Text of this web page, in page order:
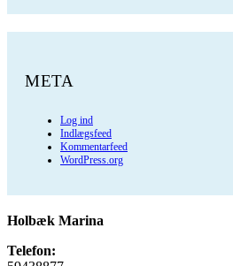
META
Log ind
Indlægsfeed
Kommentarfeed
WordPress.org
Holbæk Marina
Telefon: